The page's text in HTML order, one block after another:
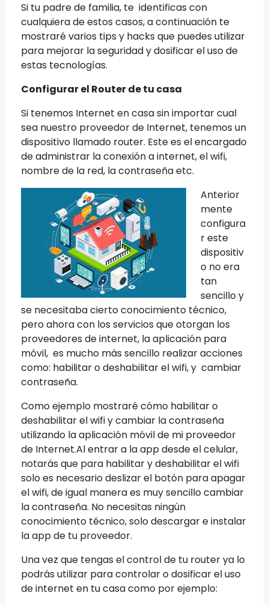
Si tu padre de familia, te identificas con
cualquiera de estos casos, a continuación te
mostraré varios tips y hacks que puedes utilizar
para mejorar la seguridad y dosificar el uso de
estas tecnologías.
Configurar el Router de tu casa
Si tenemos Internet en casa sin importar cual
sea nuestro proveedor de Internet, tenemos un
dispositivo llamado router. Este es el encargado
de administrar la conexión a internet, el wifi,
nombre de la red, la contraseña etc.
Anterior
mente
configura
r este
dispositiv
o no era
tan
sencillo y
se necesitaba cierto conocimiento técnico,
pero ahora con los servicios que otorgan los
proveedores de internet, la aplicación para
móvil, es mucho más sencillo realizar acciones
como: habilitar o deshabilitar el wifi, y cambiar
contraseña.
Como ejemplo mostraré cómo habilitar o
deshabilitar el wifi y cambiar la contraseña
utilizando la aplicación móvil de mi proveedor
de Internet.Al entrar a la app desde el celular,
notarás que para habilitar y deshabilitar el wifi
solo es necesario deslizar el botón para apagar
el wifi, de igual manera es muy sencillo cambiar
la contraseña. No necesitas ningún
conocimiento técnico, solo descargar e instalar
la app de tu proveedor.
Una vez que tengas el control de tu router ya lo
podrás utilizar para controlar o dosificar el uso
de internet en tu casa como por ejemplo: